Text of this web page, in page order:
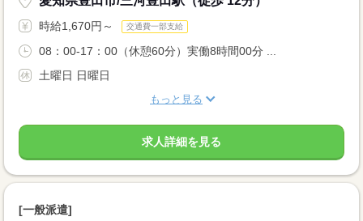
時給1,670円～ 交通費一部支給
08：00-17：00（休憩60分）実働8時間00分 ...
土曜日 日曜日
もっと見る
求人詳細を見る
[一般派遣]